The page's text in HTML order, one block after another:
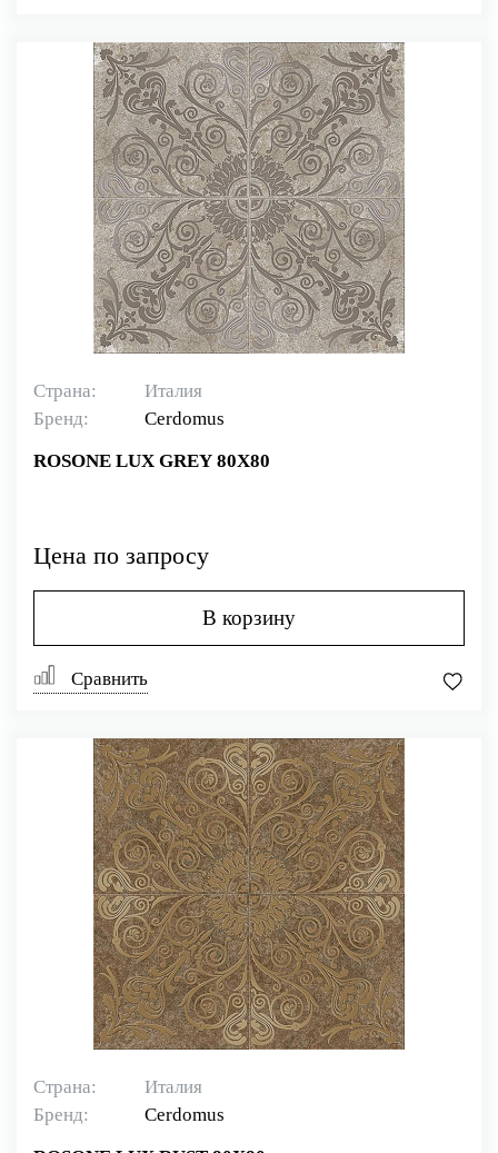
Страна:
Италия
Бренд:
Cerdomus
ROSONE LUX GREY 80X80
Цена по запросу
В корзину
Сравнить
Страна:
Италия
Бренд:
Cerdomus